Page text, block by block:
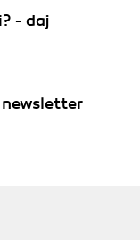
w systemie
- daj